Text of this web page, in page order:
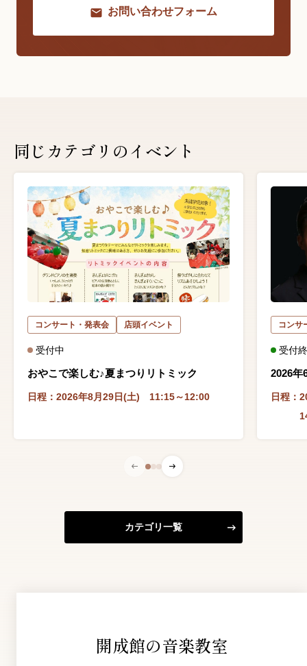
お問い合わせフォーム
同じカテゴリのイベント
コンサート・発表会 店頭イベント
受付中
おやこで楽しむ♪夏まつりリトミック
日程： 2026年8月29日(土) 11:15～12:00
コンサ
受付
2026年
日程：
カテゴリ一覧
開成館の音楽教室